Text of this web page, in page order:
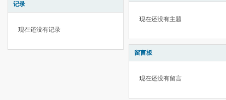
记录
现在还没有记录
现在还没有主题
留言板
现在还没有留言